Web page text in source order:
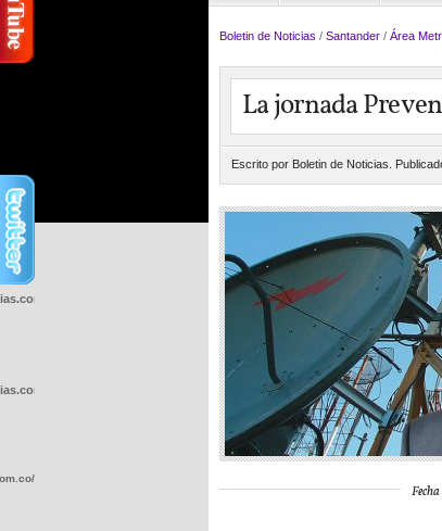
Boletin de Noticias / Santander / Área
La jornada
Escrito por Boletin de Noticias.
wp-
wp-
wp-